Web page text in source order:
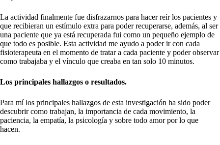
La actividad finalmente fue disfrazarnos para hacer reír los pacientes y
que recibieran un estímulo extra para poder recuperarse, además, al ser
una paciente que ya está recuperada fui como un pequeño ejemplo de
que todo es posible. Esta actividad me ayudo a poder ir con cada
fisioterapeuta en el momento de tratar a cada paciente y poder observar
como trabajaba y el vínculo que creaba en tan solo 10 minutos.
Los principales hallazgos o resultados.
Para mí los principales hallazgos de esta investigación ha sido poder
descubrir como trabajan, la importancia de cada movimiento, la
paciencia, la empatía, la psicología y sobre todo amor por lo que
hacen.